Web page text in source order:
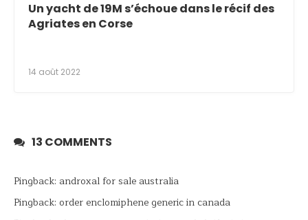
Un yacht de 19M s’échoue dans le récif des
Agriates en Corse
14 août 2022
13 COMMENTS
Pingback: androxal for sale australia
Pingback: order enclomiphene generic in canada